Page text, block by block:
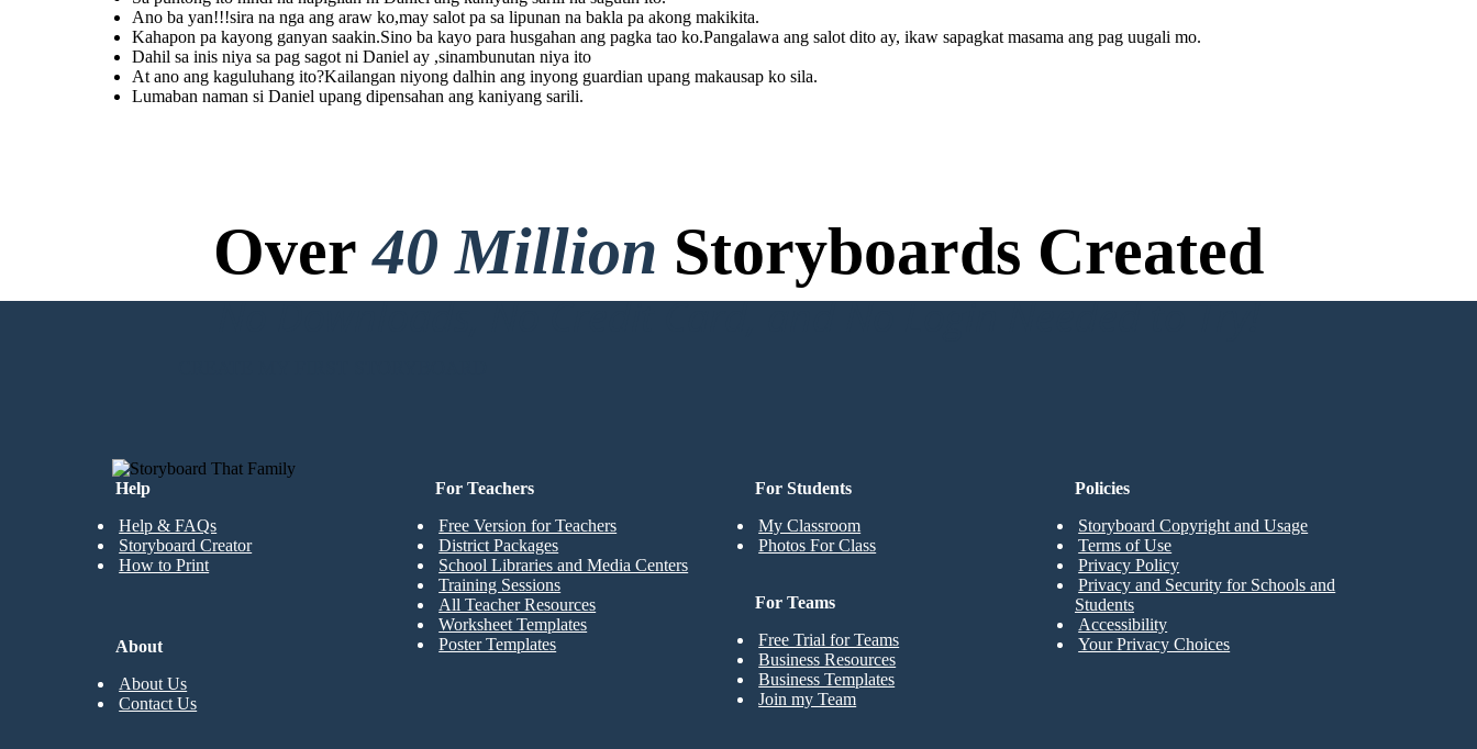
Ano ba yan!!!sira na nga ang araw ko,may salot pa sa lipunan na bakla pa akong makikita.
Kahapon pa kayong ganyan saakin.Sino ba kayo para husgahan ang pagka tao ko.Pangalawa ang salot dito ay, ikaw sapagkat masama ang pag uugali mo.
Dahil sa inis niya sa pag sagot ni Daniel ay ,sinambunutan niya ito
At ano ang kaguluhang ito?Kailangan niyong dalhin ang inyong guardian upang makausap ko sila.
Lumaban naman si Daniel upang dipensahan ang kaniyang sarili.
Over40 Million Storyboards Created
No Downloads, No Credit Card, and No Login Needed to Try!
Help
Help & FAQs
Storyboard Creator
How to Print
For Students
My Classroom
Photos For Class
For Teachers
Free Version for Teachers
District Packages
School Libraries and Media Centers
Training Sessions
All Teacher Resources
Worksheet Templates
Poster Templates
For Teams
Free Trial for Teams
Business Resources
Business Templates
Join my Team
About
About Us
Contact Us
Policies
Storyboard Copyright and Usage
Terms of Use
Privacy Policy
Privacy and Security for Schools and
Students
Accessibility
Your Privacy Choices